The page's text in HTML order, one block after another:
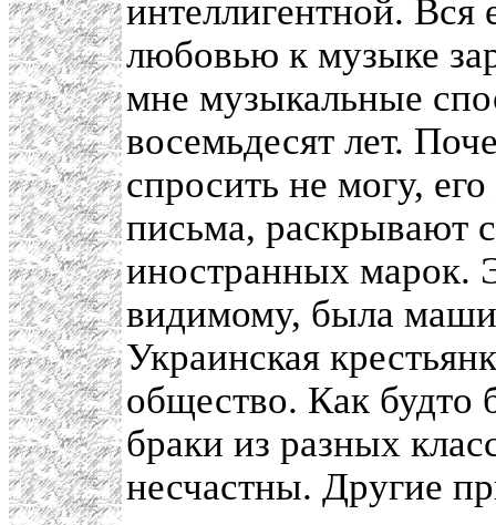
интеллигентной. Вся
любовью к музыке
мне музыкальные
восемьдесят лет.
спросить не могу,
письма, раскрывают
иностранных марок.
видимому, была
Украинская
общество. Как
браки из разных
несчастны. Другие